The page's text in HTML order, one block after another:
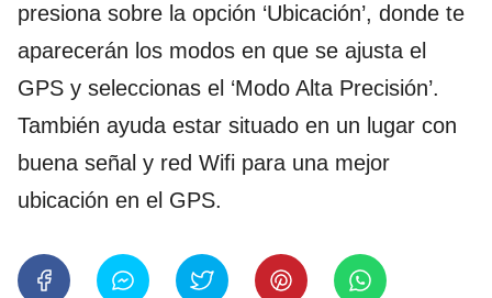
presiona sobre la opción ‘Ubicación’, donde te
aparecerán los modos en que se ajusta el
GPS y seleccionas el ‘Modo Alta Precisión’.
También ayuda estar situado en un lugar con
buena señal y red Wifi para una mejor
ubicación en el GPS.